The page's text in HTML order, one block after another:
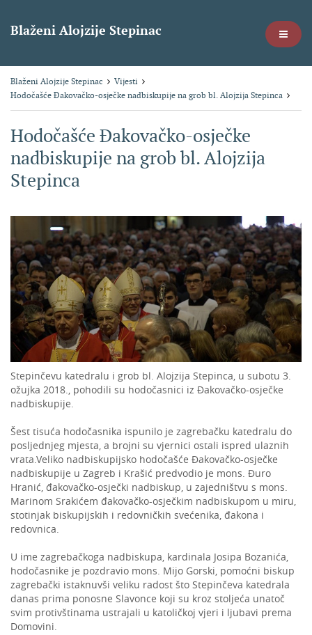
Blaženi Alojzije Stepinac
Blaženi Alojzije Stepinac
Vijesti
Hodočašće Đakovačko-osječke nadbiskupije na grob bl. Alojzija Stepinca
Hodočašće Đakovačko-osječke
nadbiskupije na grob bl. Alojzija
Stepinca
Stepinčevu katedralu i grob bl. Alojzija Stepinca, u subotu 3.
ožujka 2018., pohodili su hodočasnici iz Đakovačko-osječke
nadbiskupije.
Šest tisuća hodočasnika ispunilo je zagrebačku katedralu do
posljednjeg mjesta, a brojni su vjernici ostali ispred ulaznih
vrata.Veliko nadbiskupijsko hodočašće Đakovačko-osječke
nadbiskupije u Zagreb i Krašić predvodio je mons. Đuro
Hranić, đakovačko-osječki nadbiskup, u zajedništvu s mons.
Marinom Srakićem đakovačko-osječkim nadbiskupom u miru,
stotinjak biskupijskih i redovničkih svećenika, đakona i
redovnica.
U ime zagrebačkoga nadbiskupa, kardinala Josipa Bozanića,
hodočasnike je pozdravio mons. Mijo Gorski, pomoćni biskup
zagrebački istaknuvši veliku radost što Stepinčeva katedrala
danas prima ponosne Slavonce koji su kroz stoljeća unatoč
svim protivštinama ustrajali u katoličkoj vjeri i ljubavi prema
Domovini.